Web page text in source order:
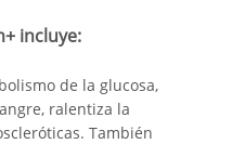
incluye:
de la glucosa,
ralentiza la
También